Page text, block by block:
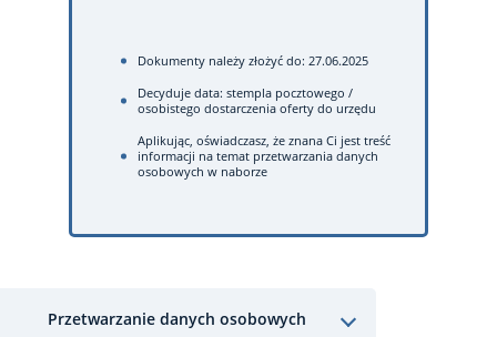
Dokumenty należy złożyć do: 27.06.2025
Decyduje data: stempla pocztowego /
osobistego dostarczenia oferty do urzędu
Aplikując, oświadczasz, że znana Ci jest treść
informacji na temat przetwarzania danych
osobowych w naborze
Przetwarzanie danych osobowych